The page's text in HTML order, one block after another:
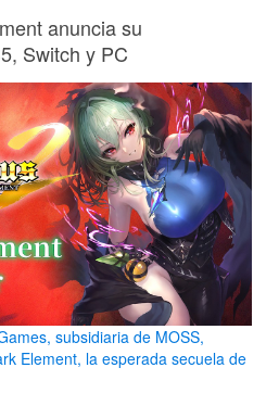
anuncia su
Switch y PC
subsidiaria de MOSS,
Element, la esperada secuela de